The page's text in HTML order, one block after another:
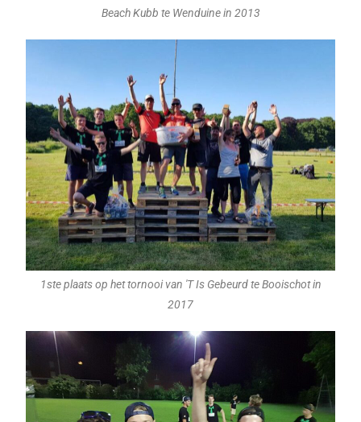
Beach Kubb te Wenduine in 2013
1ste plaats op het tornooi van 'T Is Gebeurd te Booischot in
2017